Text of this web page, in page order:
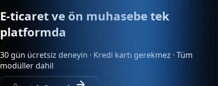
E-ticaret ve ön muhasebe tek
platformda
30 gün ücretsiz deneyin · Kredi kartı gerekmez · Tüm
modüller dahil